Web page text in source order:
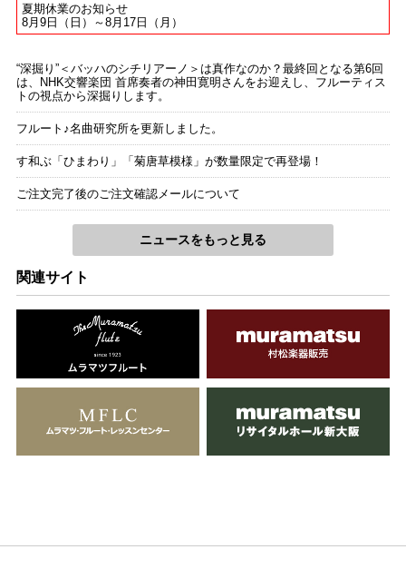
夏期休業のお知らせ
8月9日（日）～8月17日（月）
“深掘り”＜バッハのシチリアーノ＞は真作なのか？最終回となる第6回
は、NHK交響楽団 首席奏者の神田寛明さんをお迎えし、フルーティス
トの視点から深掘りします。
フルート♪名曲研究所を更新しました。
す和ぶ「ひまわり」「菊唐草模様」が数量限定で再登場！
ご注文完了後のご注文確認メールについて
ニュースをもっと見る
関連サイト